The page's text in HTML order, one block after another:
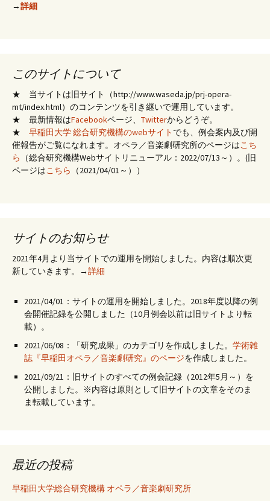
→詳細
このサイトについて
★ 当サイトは旧サイト（http://www.waseda.jp/prj-opera-
mt/index.html）のコンテンツを引き継いで運用しています。
★ 最新情報はFacebookページ、 Twitterからどうぞ。
★ 早稲田大学 総合研究機構のwebサイト でも、例会案内及び開
催報告がご覧になれます。オペラ／音楽劇研究所のページはこち
ら
（総合研究機構Webサイトリニューアル：2022/07/13～）。(旧
ページはこちら （2021/04/01～））
サイトのお知らせ
2021年4月より当サイトでの運用を開始しました。内容は順次更
新していきます。→詳細
2021/04/01：サイトの運用を開始しました。2018年度以降の例
会開催記録を公開しました（10月例会以前は旧サイトより転
載）。
2021/06/08：「研究成果」のカテゴリを作成しました。 学術雑
誌『早稲田オペラ／音楽劇研究』のページを作成しました。
2021/09/21：旧サイトのすべての例会記録（2012年5月～）を
公開しました。※内容は原則として旧サイトの文章をそのま
ま転載しています。
最近の投稿
早稲田大学総合研究機構 オペラ／音楽劇研究所